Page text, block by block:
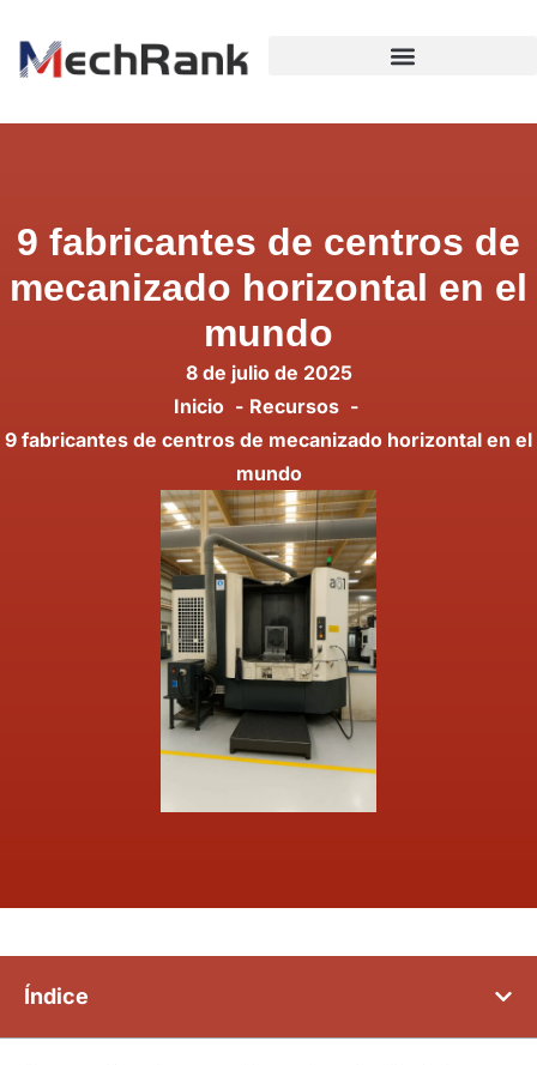
9 fabricantes de centros de
mecanizado horizontal en el
mundo
8 de julio de 2025
Inicio
Recursos
9 fabricantes de centros de mecanizado horizontal en el
mundo
Índice